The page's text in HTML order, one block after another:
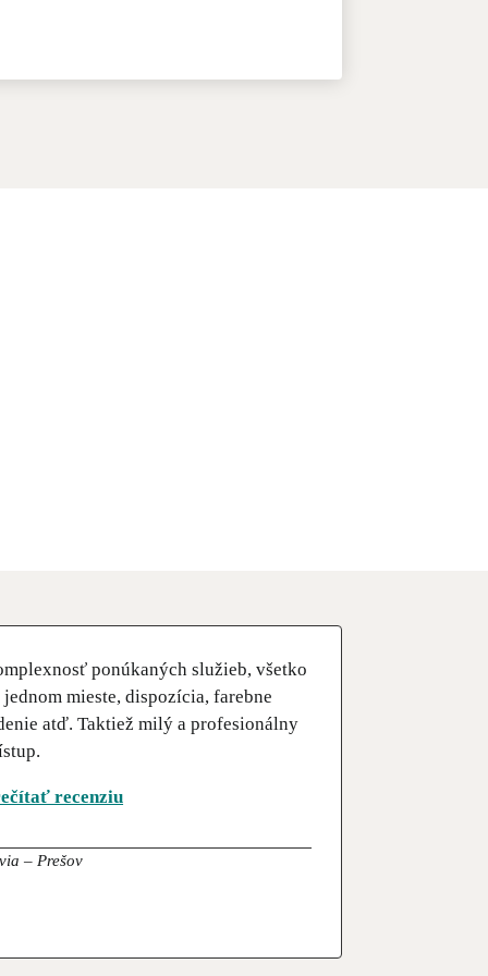
ponúkaných služieb, všetko
jednom mieste, dispozícia, farebne
atď. Taktiež milý a profesionálny
recenziu
– Prešov